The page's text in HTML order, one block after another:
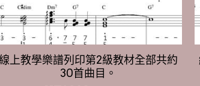
線上教學樂譜列印第2級教材全部共約
30首曲目。
NT$840NT$1,050